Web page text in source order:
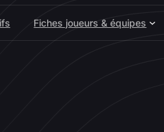
Fiches joueurs & équipes